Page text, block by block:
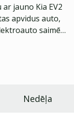
jauno Kia EV2
apvidus auto,
saimē
Nedēļa